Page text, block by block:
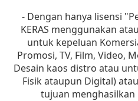
- Dengan hanya lisensi
KERAS menggunakan
untuk kepeluan
Promosi, TV, Film, Video,
Desain kaos distro atau
Fisik ataupun Digital)
tujuan